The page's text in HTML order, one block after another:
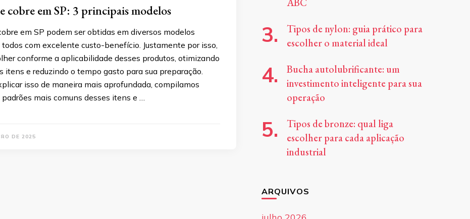
cobre em SP: 3 principais modelos
em SP podem ser obtidas em diversos modelos
com excelente custo-benefício. Justamente por isso,
conforme a aplicabilidade desses produtos, otimizando
itens e reduzindo o tempo gasto para sua preparação.
isso de maneira mais aprofundada, compilamos
padrões mais comuns desses itens e …
DE 2025
Tipos de nylon: guia prático para
escolher o material ideal
Bucha autolubrificante: um
investimento inteligente para sua
operação
Tipos de bronze: qual liga
escolher para cada aplicação
industrial
ARQUIVOS